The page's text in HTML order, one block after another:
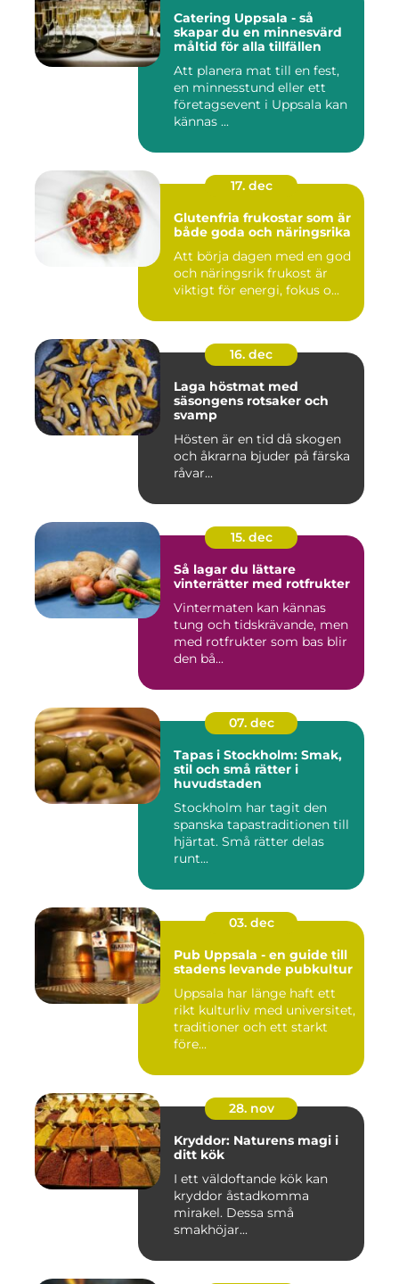
Catering Uppsala - så
skapar du en minnesvärd
måltid för alla tillfällen
Att planera mat till en fest,
en minnesstund eller ett
företagsevent i Uppsala kan
kännas ...
17. dec
Glutenfria frukostar som är
både goda och näringsrika
Att börja dagen med en god
och näringsrik frukost är
viktigt för energi, fokus o...
16. dec
Laga höstmat med
säsongens rotsaker och
svamp
Hösten är en tid då skogen
och åkrarna bjuder på färska
råvar...
15. dec
Så lagar du lättare
vinterrätter med rotfrukter
Vintermaten kan kännas
tung och tidskrävande, men
med rotfrukter som bas blir
den bå...
07. dec
Tapas i Stockholm: Smak,
stil och små rätter i
huvudstaden
Stockholm har tagit den
spanska tapastraditionen till
hjärtat. Små rätter delas
runt...
03. dec
Pub Uppsala - en guide till
stadens levande pubkultur
Uppsala har länge haft ett
rikt kulturliv med universitet,
traditioner och ett starkt
före...
28. nov
Kryddor: Naturens magi i
ditt kök
I ett väldoftande kök kan
kryddor åstadkomma
mirakel. Dessa små
smakhöjar...